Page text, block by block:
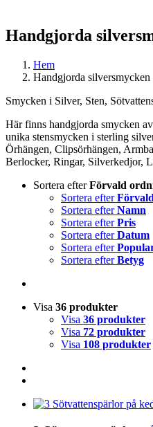
Handgjorda
Hem
Handgjorda silversmycken
Smycken i Silver, Sten,
Här finns handgjorda smycken
unika stensmycken i sterling
Örhängen, Clipsörhängen,
Berlocker, Ringar, Silverkedjor,
Sortera efterFörvald
Sortera efter
Sortera efterNamn
Sortera efterPris
Sortera efterDatum
Sortera efter
Sortera efterBetyg
Visa 36 produkter
Visa 36 produkter
Visa 72 produkter
Visa 108 produkter